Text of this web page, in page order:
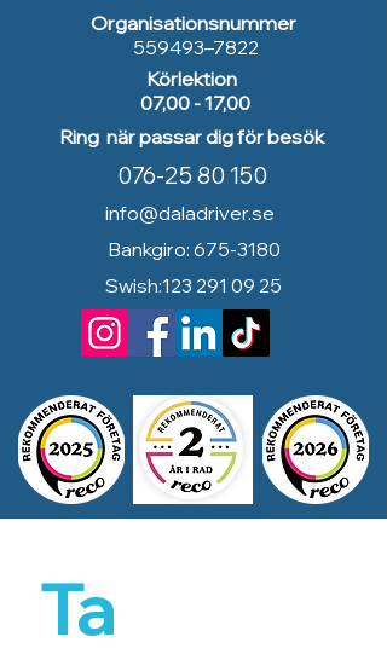
Organisationsnummer
559493–7822
Körlektion
07,00 - 17,00
Ring när passar dig för besök
076-25 80 150
info@daladriver.se
Bankgiro: 675-3180
Swish:123 291 09 25
Ta